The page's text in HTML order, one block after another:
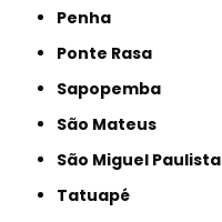
Penha
Ponte Rasa
Sapopemba
São Mateus
São Miguel Paulista
Tatuapé